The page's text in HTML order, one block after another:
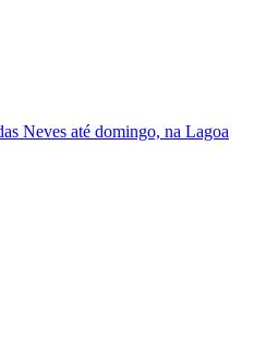
Neves até domingo, na Lagoa